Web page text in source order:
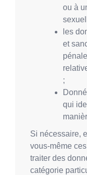
ou à
les
et
;
qui
Si nécessaire,
vous-même
traiter des
catégorie